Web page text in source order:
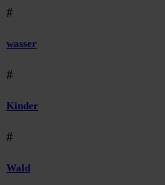
#
wasser
#
Kinder
#
Wald